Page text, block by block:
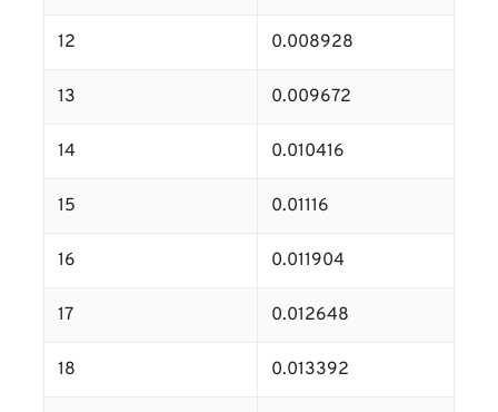
12 0.008928
13 0.009672
14 0.010416
15 0.01116
16 0.011904
17 0.012648
18 0.013392